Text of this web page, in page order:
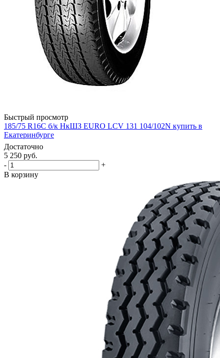
Быстрый просмотр
185/75 R16С б/к НкШЗ EURO LCV 131 104/102N купить в
Екатеринбурге
Достаточно
5 250 руб.
-
+
В корзину